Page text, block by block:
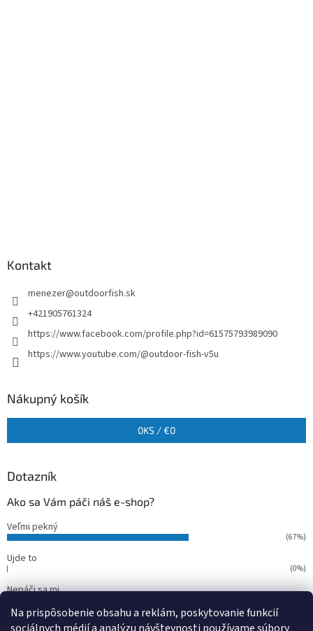
Na prispôsobenie obsahu a reklám, poskytovanie funkcií
Kontakt
menezer@outdoorfish.sk
+421905761324
https://www.facebook.com/profile.php?id=61575793989090
https://www.youtube.com/@outdoor-fish-v5u
Nákupný košík
0KS /€0
Dotazník
Ako sa Vám páči náš e-shop?
Veľmi pekný
(67%)
Ujde to
(0%)
Nepáči sa mi
Počet hlasov: 15